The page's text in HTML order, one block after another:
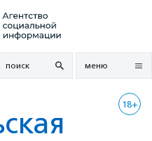
поиск меню
18+